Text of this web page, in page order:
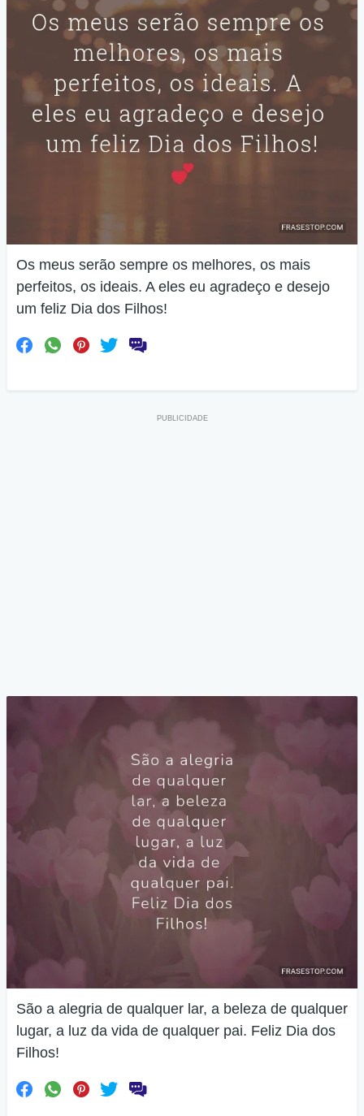
Os meus serão sempre os melhores, os mais
perfeitos, os ideais. A eles eu agradeço e desejo
um feliz Dia dos Filhos!
São a alegria de qualquer lar, a beleza de qualquer
lugar, a luz da vida de qualquer pai. Feliz Dia dos
Filhos!